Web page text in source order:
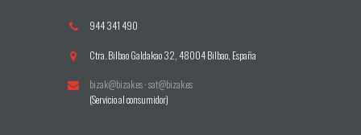
944 341 490
Ctra. Bilbao Galdakao 32, 48004 Bilbao, España
bizak@bizak.es·sat@bizak.es
(Servicio al consumidor)